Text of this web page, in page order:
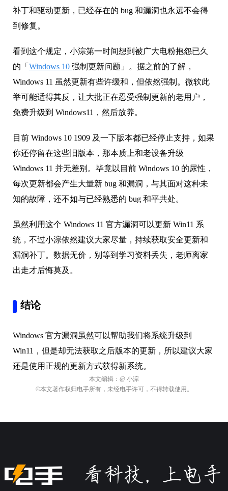
补丁和驱动更新，已经存在的 bug 和漏洞也永远不会得
到修复。
看到这个规定，小淙第一时间想到被广大电粉抱怨已久
的「 Windows 10 强制更新问题」。据之前的了解，
Windows 11 虽然更新有些许缓和，但依然强制。微软此
举可能适得其反，让大批正在忍受强制更新的老用户，
免费升级到 Windows11，然后放养。
目前 Windows 10 1909 及一下版本都已经停止支持，如果
你还停留在这些旧版本，那本质上和老设备升级
Windows 11 并无差别。毕竟以目前 Windows 10 的尿性，
每次更新都会产生大量新 bug 和漏洞，与其面对这种未
知的故障，还不如与已经熟悉的 bug 和平共处。
虽然利用这个 Windows 11 官方漏洞可以更新 Win11 系
统，不过小淙依然建议大家尽量，持续获取安全更新和
漏洞补丁。数据无价，别等到学习资料丢失，老师离家
出走才后悔莫及。
结论
Windows 官方漏洞虽然可以帮助我们将系统升级到
Win11，但是却无法获取之后版本的更新，所以建议大家
还是使用正规的更新方式获得新系统。
本文编辑： @ 小淙
©本文著作权归电手所有，未经电手许可，不得转载使用。